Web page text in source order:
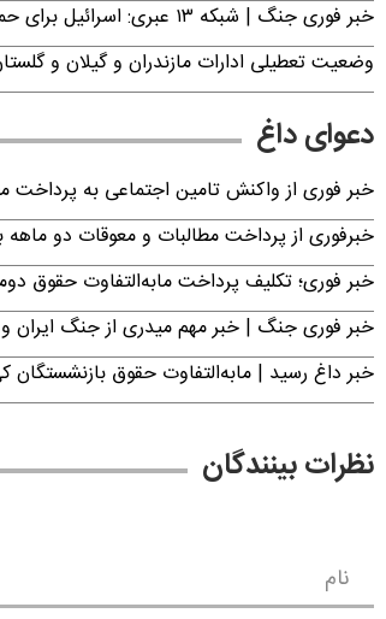
خبر فوری جنگ | شبکه ۱۳ عبری: اسرائیل برای حمله مستقل به ایران آماده می‌شود
وضعیت تعطیلی ادارات مازندران و گیلان و گلستان فردا
دعوای داغ
خبر فوری از واکنش تامین اجتماعی به پرداخت مطالبات
خبرفوری از پرداخت مطالبات و معوقات دو ماهه
خبر فوری؛ تکلیف پرداخت مابه‌التفاوت حقوق
خبر فوری جنگ | خبر مهم میدری از جنگ ایران
خبر داغ رسید | مابه‌التفاوت حقوق
نظرات بینندگان
نام